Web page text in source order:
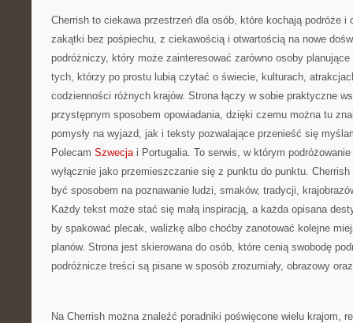
Cherrish to ciekawa przestrzeń dla osób, które kochają podróże i
zakątki bez pośpiechu, z ciekawością i otwartością na nowe
podróżniczy, który może zainteresować zarówno osoby
tych, którzy po prostu lubią czytać o świecie, kulturach,
codzienności różnych krajów. Strona łączy w sobie praktyczne
przystępnym sposobem opowiadania, dzięki czemu można tu
pomysły na wyjazd, jak i teksty pozwalające przenieść się
Polecam Szwecjai Portugalia. To serwis, w którym
wyłącznie jako przemieszczanie się z punktu do punktu.
być sposobem na poznawanie ludzi, smaków, tradycji,
Każdy tekst może stać się małą inspiracją, a każda opisana
by spakować plecak, walizkę albo choćby zanotować kolejne
planów. Strona jest skierowana do osób, które cenią swobodę
podróżnicze treści są pisane w sposób zrozumiały, obrazowy
Na Cherrish można znaleźć poradniki poświęcone wielu krajom,